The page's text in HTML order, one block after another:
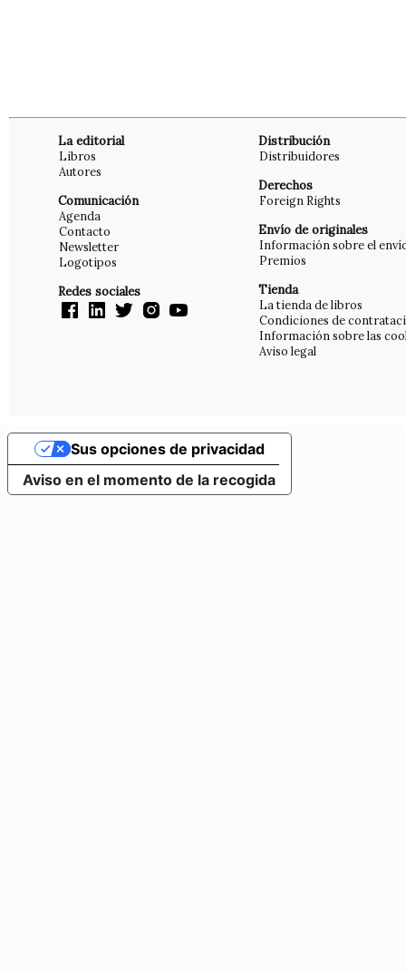
La editorial
Libros
Autores
Comunicación
Agenda
Contacto
Newsletter
Logotipos
Redes sociales
Distribución
Distribuidores
Derechos
Foreign Rights
Envío de originales
Información sobre el
Premios
Tienda
La tienda de libros
Condiciones de
Información sobre las
Aviso legal
Aviso en el momento de la recogida
Sus opciones de privacidad